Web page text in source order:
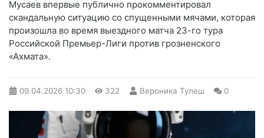
Мусаев впервые публично прокомментировал
скандальную ситуацию со спущенными мячами, которая
произошла во время выездного матча 23-го тура
Российской Премьер-Лиги против грозненского
«Ахмата».
09.04.2026 10:30 322 Вероника Тулеш 0